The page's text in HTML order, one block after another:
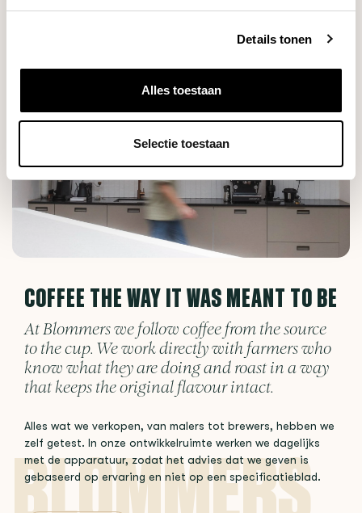
Details tonen
Alles toestaan
Selectie toestaan
COFFEE THE WAY IT WAS MEANT TO BE
At Blommers we follow coffee from the source
to the cup. We work directly with farmers who
know what they are doing and roast in a way
that keeps the original flavour intact.
Alles wat we verkopen, van malers tot brewers, hebben we
zelf getest. In onze ontwikkelruimte werken we dagelijks
met de apparatuur, zodat het advies dat we geven is
gebaseerd op ervaring en niet op een specificatieblad.